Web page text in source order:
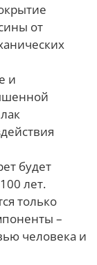
от
и
будет
лет.
только
–
человека и